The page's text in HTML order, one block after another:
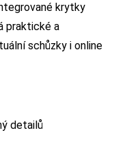
krytky
praktické a
schůzky i online
detailů